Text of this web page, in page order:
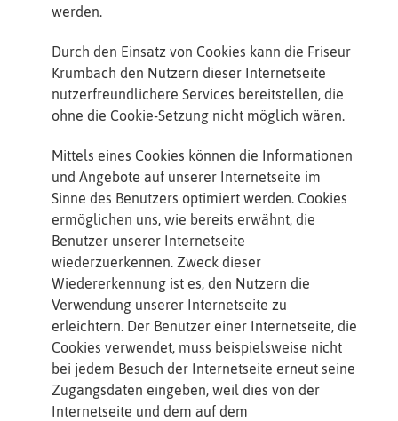
werden.
Durch den Einsatz von Cookies kann die Friseur
Krumbach den Nutzern dieser Internetseite
nutzerfreundlichere Services bereitstellen, die
ohne die Cookie-Setzung nicht möglich wären.
Mittels eines Cookies können die Informationen
und Angebote auf unserer Internetseite im
Sinne des Benutzers optimiert werden. Cookies
ermöglichen uns, wie bereits erwähnt, die
Benutzer unserer Internetseite
wiederzuerkennen. Zweck dieser
Wiedererkennung ist es, den Nutzern die
Verwendung unserer Internetseite zu
erleichtern. Der Benutzer einer Internetseite, die
Cookies verwendet, muss beispielsweise nicht
bei jedem Besuch der Internetseite erneut seine
Zugangsdaten eingeben, weil dies von der
Internetseite und dem auf dem